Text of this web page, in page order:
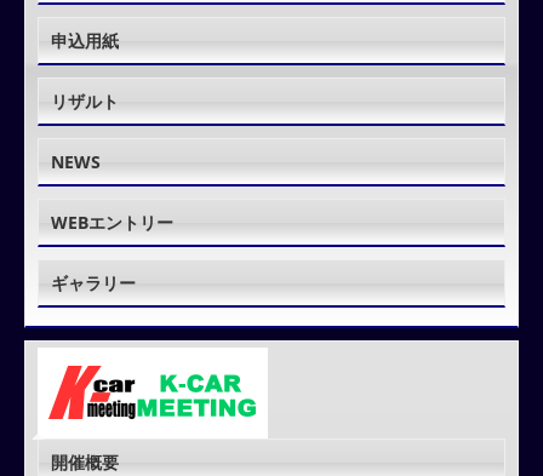
申込用紙
リザルト
NEWS
WEBエントリー
ギャラリー
開催概要